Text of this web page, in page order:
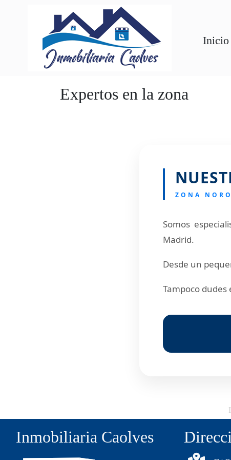
Inicio
Expertos en la zona
ZONA
Somos
Madrid.
Desde un
Tampoco
Inmobiliaria Caolves